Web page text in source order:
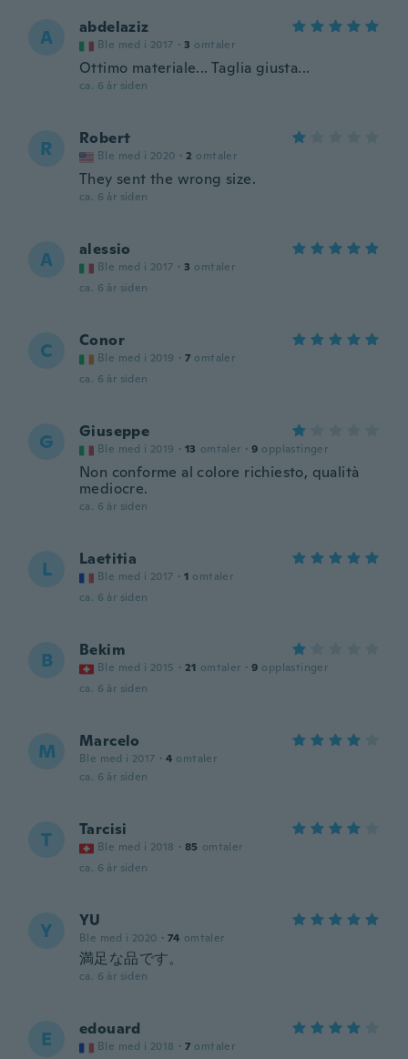
A abdelaziz
Ble med i 2017 · 3 omtaler
Ottimo materiale... Taglia giusta...
ca. 6 år siden
R Robert
Ble med i 2020 · 2 omtaler
They sent the wrong size.
ca. 6 år siden
A alessio
Ble med i 2017 · 3 omtaler
ca. 6 år siden
C Conor
Ble med i 2019 · 7 omtaler
ca. 6 år siden
G Giuseppe
Ble med i 2019 · 13 omtaler · 9 opplastinger
Non conforme al colore richiesto, qualità
mediocre.
ca. 6 år siden
L Laetitia
Ble med i 2017 · 1 omtaler
ca. 6 år siden
B Bekim
Ble med i 2015 · 21 omtaler · 9 opplastinger
ca. 6 år siden
M Marcelo
Ble med i 2017 · 4 omtaler
ca. 6 år siden
T Tarcisi
Ble med i 2018 · 85 omtaler
ca. 6 år siden
Y YU
Ble med i 2020 · 74 omtaler
満足な品です。
ca. 6 år siden
E edouard
Ble med i 2018 · 7 omtaler